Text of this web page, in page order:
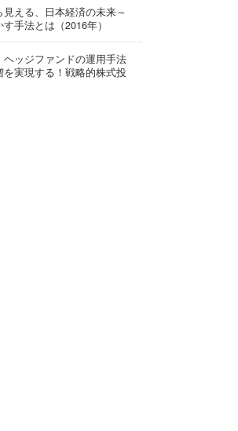
える、日本経済の未来～
手法とは（2016年）
ッジファンドの運用手法
実現する！戦略的株式投